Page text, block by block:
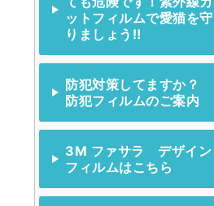
ットフィルムで愛猫を守
りましょう‼
防犯対策してますか？
防犯フィルムのご案内
3M ファサラ デザイン
フィルムはこちら